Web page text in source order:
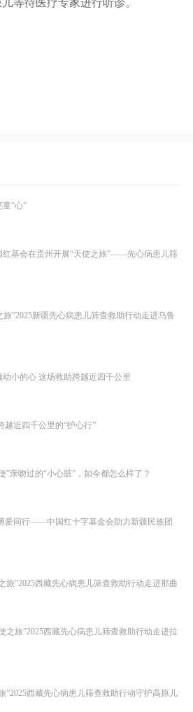
童“心”
红基会在贵州开展“天使之旅”——先心病患儿筛
旅”2025新疆先心病患儿筛查救助行动走进乌鲁
幼小的心 这场救助跨越近四千公里
越近四千公里的“护心行”
”亲吻过的“小心脏”，如今都怎么样了？
爱同行——中国红十字基金会助力新疆民族团
旅”2025西藏先心病患儿筛查救助行动走进那曲
之旅”2025西藏先心病患儿筛查救助行动走进拉
”2025西藏先心病患儿筛查救助行动守护高原儿